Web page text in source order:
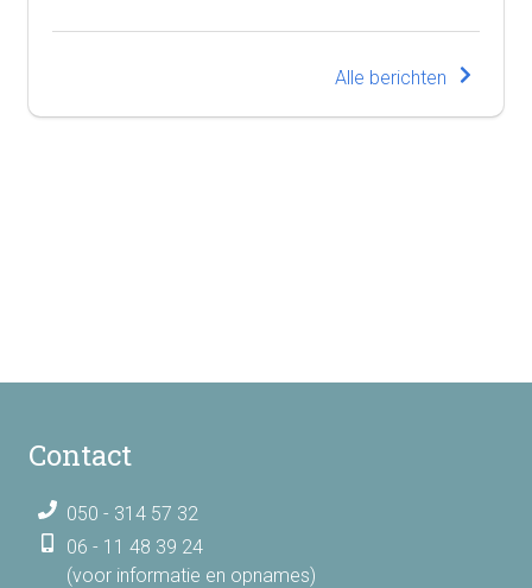
Alle berichten
Contact
050 - 314 57 32
06 - 11 48 39 24
(voor informatie en opnames)